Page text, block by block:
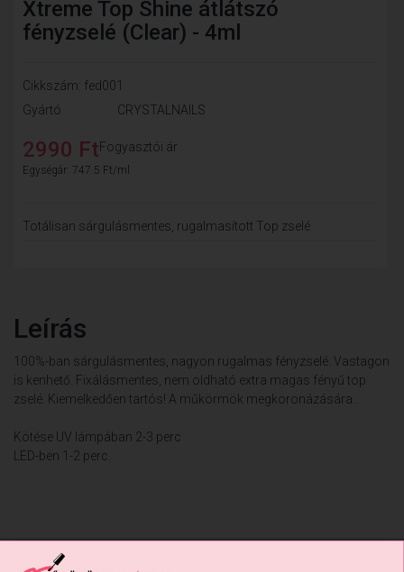
Xtreme Top Shine átlátszó
fényzselé (Clear) - 4ml
Cikkszám: fed001
Gyártó
CRYSTALNAILS
Fogyasztói ár
2990 Ft
Egységár: 747.5 Ft/ml
Totálisan sárgulásmentes, rugalmasított Top zselé
Leírás
100%-ban sárgulásmentes, nagyon rugalmas fényzselé. Vastagon
is kenhető. Fixálásmentes, nem oldható extra magas fényű top
zselé. Kiemelkedően tartós! A műkörmök megkoronázására..
Kötése UV lámpában 2-3 perc
LED-ben 1-2 perc.